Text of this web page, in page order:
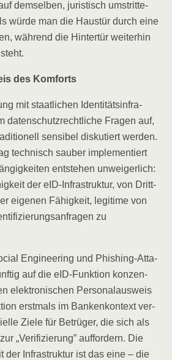
dem­sel­ben, juris­tisch umstrit­te­
wür­de man die Haus­tür durch eine
wäh­rend die Hin­ter­tür wei­ter­hin
des Komforts
mit staat­li­chen Iden­ti­täts­in­fra­
daten­schutz­recht­li­che Fra­gen auf,
sen­si­bel dis­ku­tiert wer­den.
tech­nisch sau­ber imple­men­tiert
ent­ste­hen unwei­ger­lich:
der eID-Infra­struk­tur, von Dritt­
eige­nen Fähig­keit, legi­ti­me von
zu
Engi­nee­ring und Phis­hing-Atta­
auf die eID-Funk­ti­on kon­zen­
elek­tro­ni­schen Per­so­nal­aus­weis
erst­mals im Ban­ken­kon­text ver­
Zie­le für Betrü­ger, die sich als
„Veri­fi­zie­rung” auf­for­dern. Die
der Infra­struk­tur ist das eine – die